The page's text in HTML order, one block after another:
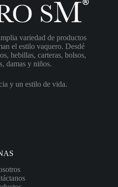
variedad de productos
el estilo vaquero. Desdé
hebillas, carteras, bolsos,
damas y niños.
y un estilo de vida.